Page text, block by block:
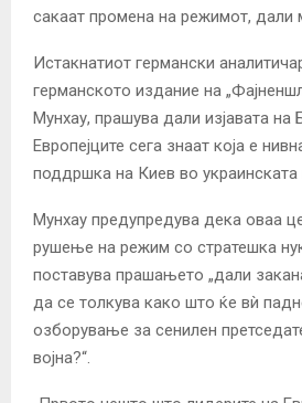
сакаат промена на режимот, дали
Истакнатиот германски
германското издание на
Мунхау, прашува дали изјавата на
Европејците сега знаат која е
поддршка на Киев во украинската
Мунхау предупредува дека оваа
рушење на режим со стратешка
поставува прашањето „дали
да се толкува како што ќе вѝ
озборување за сенилен
војна?“.